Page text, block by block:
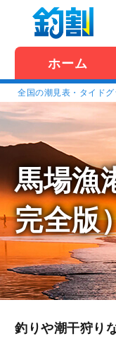
ホーム
全国の潮見表・タイド
馬場漁
完全版
釣りや潮干狩り